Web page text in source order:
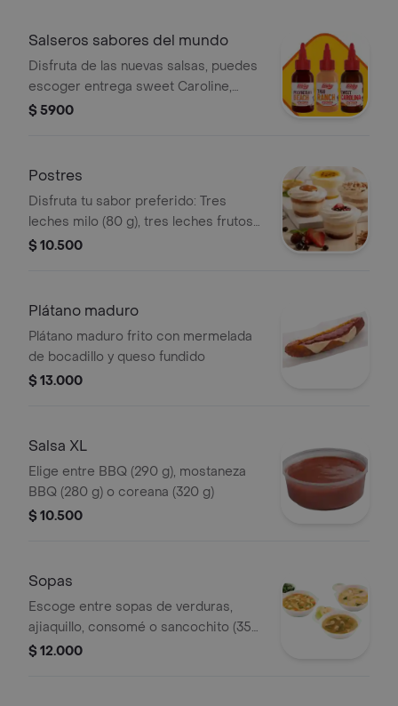
Salseros sabores del mundo
Disfruta de las nuevas salsas, puedes
escoger entrega sweet Caroline,
Polynesian beach o Thai ranch
$ 5900
Postres
Disfruta tu sabor preferido: Tres
leches milo (80 g), tres leches frutos
rojos (90 g), combinado de maracuyá
$ 10.500
Plátano maduro
Plátano maduro frito con mermelada
de bocadillo y queso fundido
$ 13.000
Salsa XL
Elige entre BBQ (290 g), mostaneza
BBQ (280 g) o coreana (320 g)
$ 10.500
Sopas
Escoge entre sopas de verduras,
ajiaquillo, consomé o sancochito (350
g)
$ 12.000